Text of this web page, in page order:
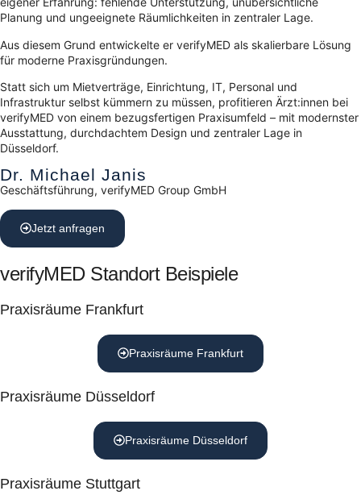
Planung und ungeeignete Räumlichkeiten in zentraler Lage.
Aus diesem Grund entwickelte er verifyMED als skalierbare Lösung
für moderne Praxisgründungen.
Statt sich um Mietverträge, Einrichtung, IT, Personal und
Infrastruktur selbst kümmern zu müssen, profitieren Ärzt:innen bei
verifyMED von einem bezugsfertigen Praxisumfeld – mit modernster
Ausstattung, durchdachtem Design und zentraler Lage in
Düsseldorf.
Dr. Michael Janis
Geschäftsführung, verifyMED Group GmbH
Jetzt anfragen
verifyMED Standort Beispiele
Praxisräume Frankfurt
Praxisräume Frankfurt
Praxisräume Düsseldorf
Praxisräume Düsseldorf
Praxisräume Stuttgart